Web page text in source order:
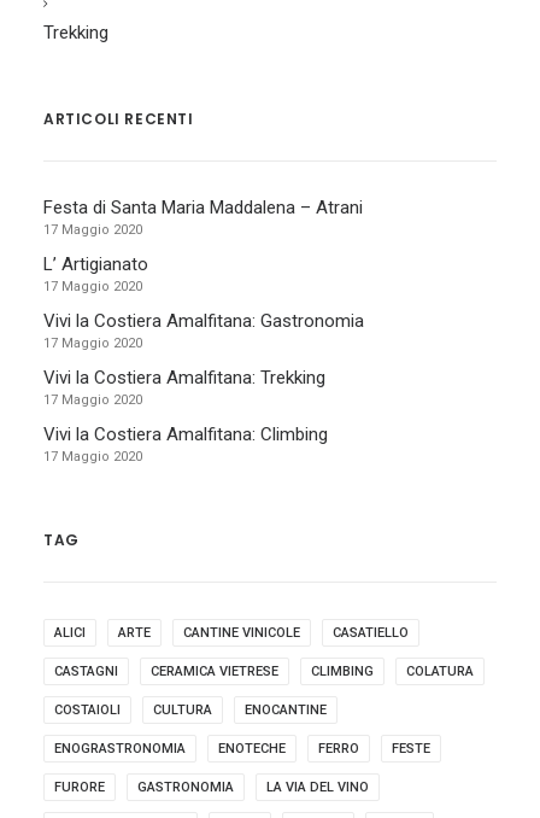
Trekking
ARTICOLI RECENTI
Festa di Santa Maria Maddalena – Atrani
17 Maggio 2020
L’ Artigianato
17 Maggio 2020
Vivi la Costiera Amalfitana: Gastronomia
17 Maggio 2020
Vivi la Costiera Amalfitana: Trekking
17 Maggio 2020
Vivi la Costiera Amalfitana: Climbing
17 Maggio 2020
TAG
ALICI ARTE CANTINE VINICOLE CASATIELLO
CASTAGNI CERAMICA VIETRESE CLIMBING COLATURA
COSTAIOLI CULTURA ENOCANTINE
ENOGRASTRONOMIA ENOTECHE FERRO FESTE
FURORE GASTRONOMIA LA VIA DEL VINO